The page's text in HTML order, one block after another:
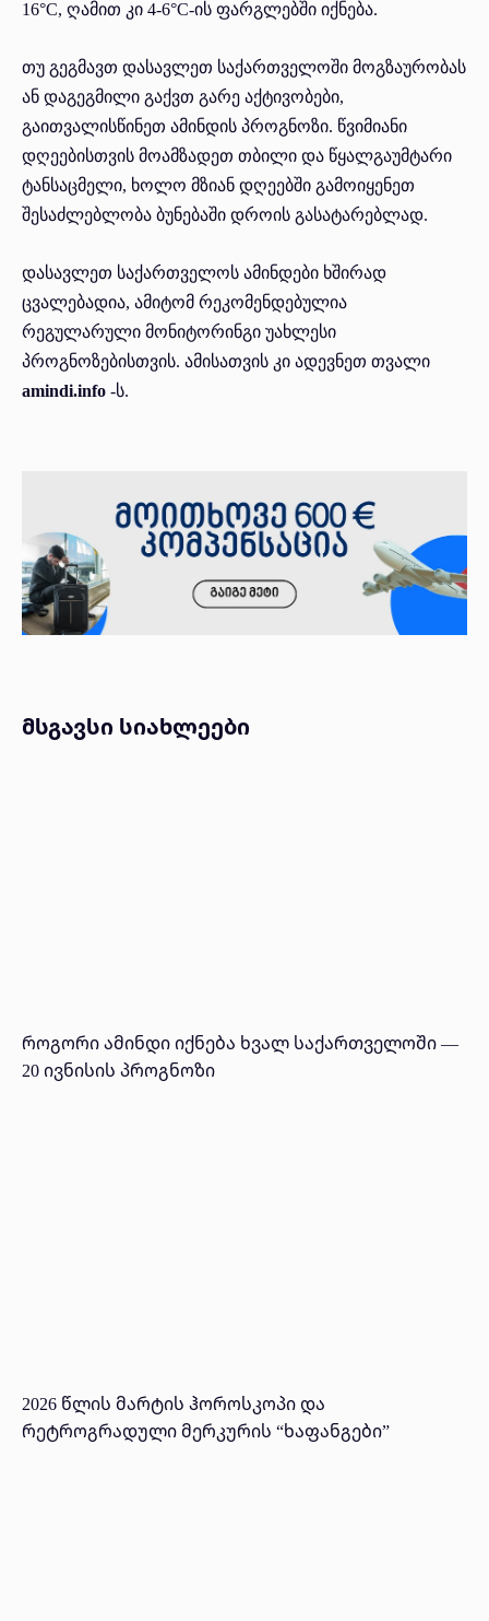
16°C, ღამით კი 4-6°C-ის ფარგლებში იქნება.
თუ გეგმავთ დასავლეთ საქართველოში მოგზაურობას
ან დაგეგმილი გაქვთ გარე აქტივობები,
გაითვალისწინეთ ამინდის პროგნოზი. წვიმიანი
დღეებისთვის მოამზადეთ თბილი და წყალგაუმტარი
ტანსაცმელი, ხოლო მზიან დღეებში გამოიყენეთ
შესაძლებლობა ბუნებაში დროის გასატარებლად.
დასავლეთ საქართველოს ამინდები ხშირად
ცვალებადია, ამიტომ რეკომენდებულია
რეგულარული მონიტორინგი უახლესი
პროგნოზებისთვის. ამისათვის კი ადევნეთ თვალი
amindi.info -ს.
მსგავსი სიახლეები
როგორი ამინდი იქნება ხვალ საქართველოში —
20 ივნისის პროგნოზი
2026 წლის მარტის ჰოროსკოპი და
რეტროგრადული მერკურის “ხაფანგები”